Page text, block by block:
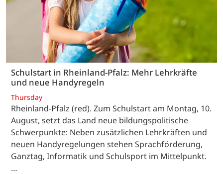
Schulstart in Rheinland-Pfalz: Mehr Lehrkräfte
und neue Handyregeln
Thursday
Rheinland-Pfalz (red). Zum Schulstart am Montag, 10.
August, setzt das Land neue bildungspolitische
Schwerpunkte: Neben zusätzlichen Lehrkräften und
neuen Handyregelungen stehen Sprachförderung,
Ganztag, Informatik und Schulsport im Mittelpunkt.
…